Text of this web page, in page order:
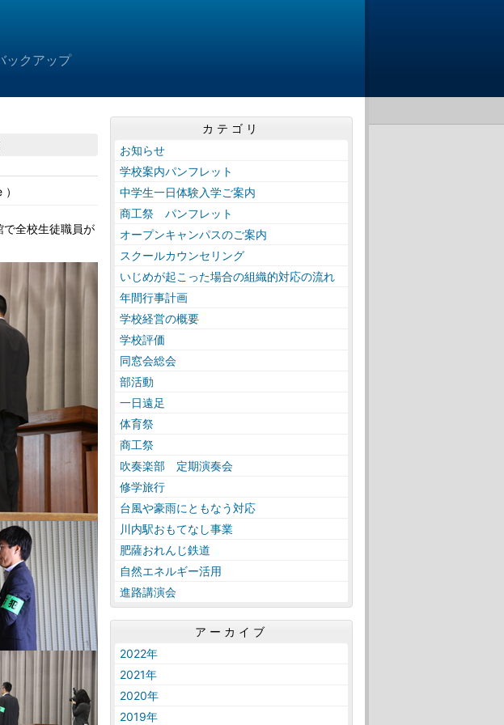
クアップ
全校生徒職員が
カテゴリ
お知らせ
学校案内パンフレット
中学生一日体験入学ご案内
商工祭 パンフレット
オープンキャンパスのご案内
スクールカウンセリング
いじめが起こった場合の組織的対応の流れ
年間行事計画
学校経営の概要
学校評価
同窓会総会
部活動
一日遠足
体育祭
商工祭
吹奏楽部 定期演奏会
修学旅行
台風や豪雨にともなう対応
川内駅おもてなし事業
肥薩おれんじ鉄道
自然エネルギー活用
進路講演会
アーカイブ
2022年
2021年
2020年
2019年